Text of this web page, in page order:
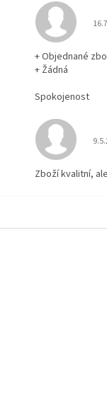
+ Objednané
+ Žádná
Spokojenost
Zboží kvalitní,